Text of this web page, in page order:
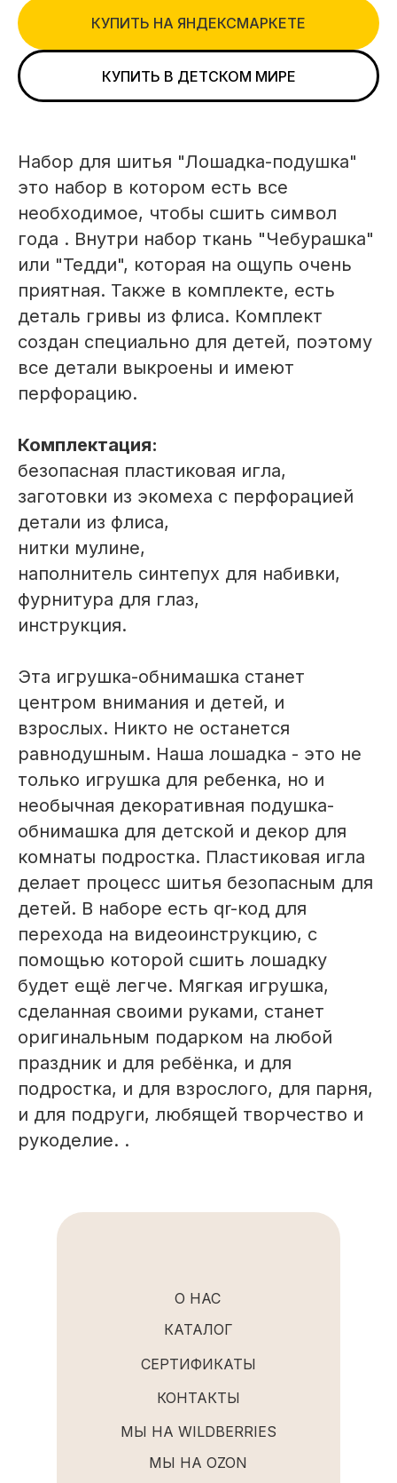
КУПИТЬ НА ЯНДЕКСМАРКЕТЕ
КУПИТЬ В ДЕТСКОМ МИРЕ
Набор для шитья "Лошадка-подушка"
это набор в котором есть все
необходимое, чтобы сшить символ
года . Внутри набор ткань "Чебурашка"
или "Тедди", которая на ощупь очень
приятная. Также в комплекте, есть
деталь гривы из флиса. Комплект
создан специально для детей, поэтому
все детали выкроены и имеют
перфорацию.
Комплектация:
безопасная пластиковая игла,
заготовки из экомеха с перфорацией
детали из флиса,
нитки мулине,
наполнитель синтепух для набивки,
фурнитура для глаз,
инструкция.
Эта игрушка-обнимашка станет
центром внимания и детей, и
взрослых. Никто не останется
равнодушным. Наша лошадка - это не
только игрушка для ребенка, но и
необычная декоративная подушка-
обнимашка для детской и декор для
комнаты подростка. Пластиковая игла
делает процесс шитья безопасным для
детей. В наборе есть qr-код для
перехода на видеоинструкцию, с
помощью которой сшить лошадку
будет ещё легче. Мягкая игрушка,
сделанная своими руками, станет
оригинальным подарком на любой
праздник и для ребёнка, и для
подростка, и для взрослого, для парня,
и для подруги, любящей творчество и
рукоделие. .
МЫ НА OZON
КОНТАКТЫ
СЕРТИФИКАТЫ
МЫ НА WILDBERRIES
КАТАЛОГ
О НАС